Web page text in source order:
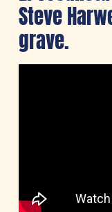
Steve
grave.